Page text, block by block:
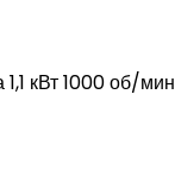
кВт 1000 об/мин